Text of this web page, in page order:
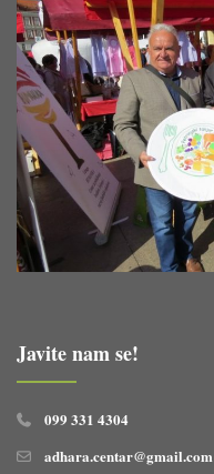
Javite nam se!
099 331 4304
adhara.centar@gmail.com